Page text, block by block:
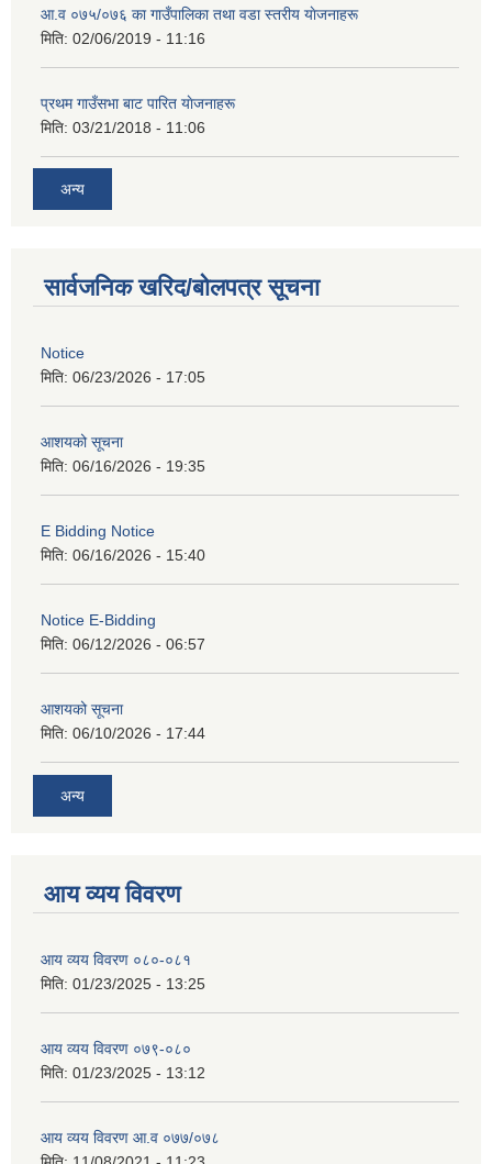
आ‍.व ०७५/०७६ का गाउँपालिका तथा वडा स्तरीय याेजनाहरू
मिति: 02/06/2019 - 11:16
प्रथम गाउँसभा बाट पारित याेजनाहरू
मिति: 03/21/2018 - 11:06
अन्य
सार्वजनिक खरिद/बोलपत्र सूचना
Notice
मिति: 06/23/2026 - 17:05
आशयको सूचना
मिति: 06/16/2026 - 19:35
E Bidding Notice
मिति: 06/16/2026 - 15:40
Notice E-Bidding
मिति: 06/12/2026 - 06:57
आशयको सूचना
मिति: 06/10/2026 - 17:44
अन्य
आय व्यय विवरण
आय व्यय विवरण ०८०-०८१
मिति: 01/23/2025 - 13:25
आय व्यय विवरण ०७९-०८०
मिति: 01/23/2025 - 13:12
आय व्यय विवरण आ.व ०७७/०७८